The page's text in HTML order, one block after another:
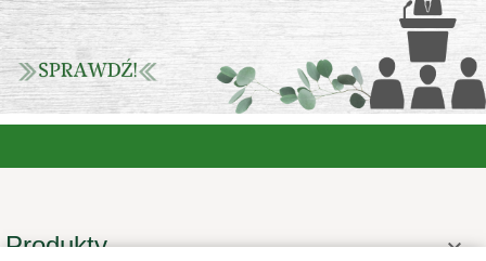
Produkty 